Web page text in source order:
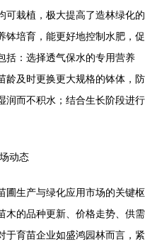
可栽植，极大提高了造林绿化的
钵培育，能更好地控制水肥，促
括：选择透气保水的专用营养
龄及时更换更大规格的钵体，防
润而不积水；结合生长阶段进行
动态
圃生产与绿化应用市场的关键枢
木的品种更新、价格走势、供需
于育苗企业如盛鸿园林而言，紧